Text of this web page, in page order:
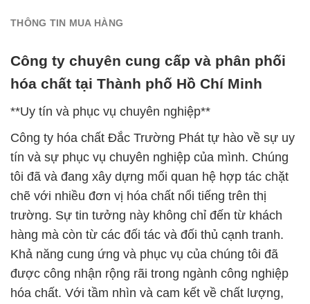
THÔNG TIN MUA HÀNG
Công ty chuyên cung cấp và phân phối
hóa chất tại Thành phố Hồ Chí Minh
**Uy tín và phục vụ chuyên nghiệp**
Công ty hóa chất Đắc Trường Phát tự hào về sự uy
tín và sự phục vụ chuyên nghiệp của mình. Chúng
tôi đã và đang xây dựng mối quan hệ hợp tác chặt
chẽ với nhiều đơn vị hóa chất nổi tiếng trên thị
trường. Sự tin tưởng này không chỉ đến từ khách
hàng mà còn từ các đối tác và đối thủ cạnh tranh.
Khả năng cung ứng và phục vụ của chúng tôi đã
được công nhận rộng rãi trong ngành công nghiệp
hóa chất. Với tầm nhìn và cam kết về chất lượng,